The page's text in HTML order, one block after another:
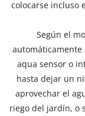
colocarse incluso
Según el
aqua sensor o
hasta dejar un
aprovechar el
riego del jardín, o